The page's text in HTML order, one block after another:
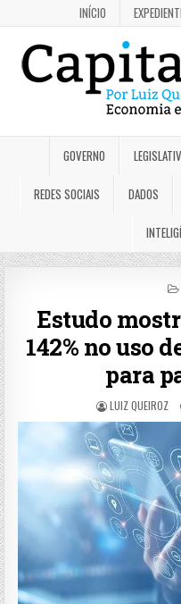
INÍCIO
GOVERNO
REDES SOCIAIS DADOS
Estudo
142% no uso
para
LUIZ QUEIROZ